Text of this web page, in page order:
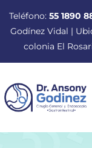
contenido
Teléfono: 55 1890
Godínez Vidal |
colonia El